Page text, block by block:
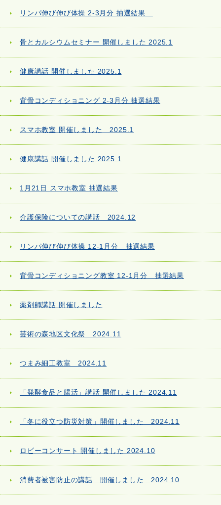
リンパ伸び伸び体操 2-3月分 抽選結果
骨とカルシウムセミナー 開催しました 2025.1
健康講話 開催しました 2025.1
背骨コンディショニング 2-3月分 抽選結果
スマホ教室 開催しました 2025.1
健康講話 開催しました 2025.1
1月21日 スマホ教室 抽選結果
介護保険についての講話 2024.12
リンパ伸び伸び体操 12-1月分 抽選結果
背骨コンディショニング教室 12-1月分 抽選結果
薬剤師講話 開催しました
芸術の森地区文化祭 2024.11
つまみ細工教室 2024.11
「発酵食品と腸活」講話 開催しました 2024.11
「冬に役立つ防災対策」開催しました 2024.11
ロビーコンサート 開催しました 2024.10
消費者被害防止の講話 開催しました 2024.10